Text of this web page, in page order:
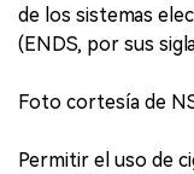
de los sistemas
(ENDS, por sus
Foto cortesía de
Permitir el uso de